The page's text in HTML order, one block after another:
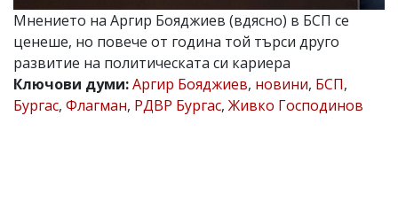
Иван
Колев,
email:
Коментарите
под
Мнението на Аргир Бояджиев (вдясно) в БСП се
ценеше, но повече от година той търси друго
развитие на политическата си кариера
Ключови думи:Аргир Бояджиев, новини, БСП,
Бургас, Флагман, РДВР Бургас, Живко Господинов